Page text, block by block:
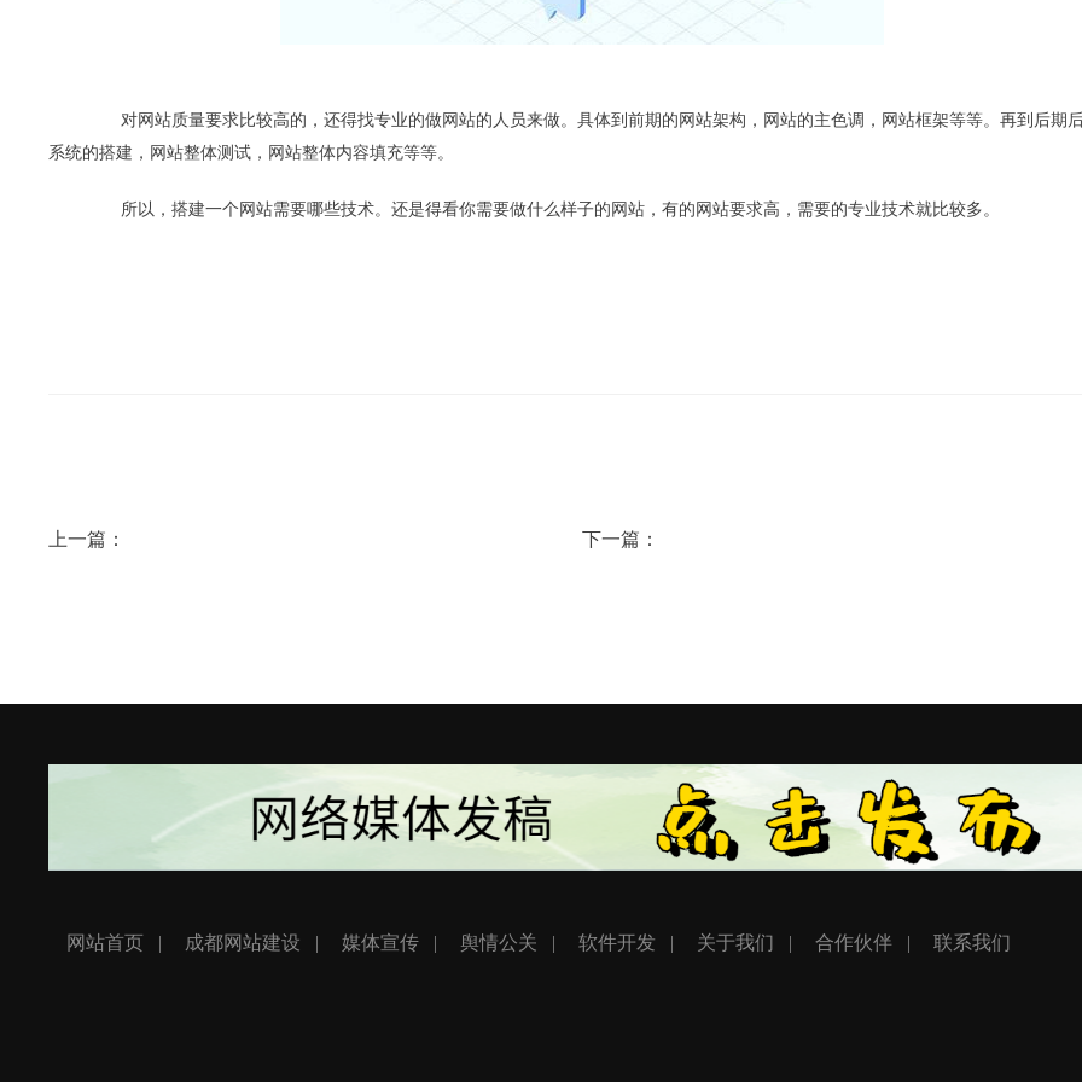
对网站质量要求比较高的，还得找专业的做网站的人员来做。具体到前期的网站架构，网站的主色调，网站框架等等。再到后期
系统的搭建，网站整体测试，网站整体内容填充等等。
所以，搭建一个网站需要哪些技术。还是得看你需要做什么样子的网站，有的网站要求高，需要的专业技术就比较多。
上一篇： 下一篇：
网站首页 成都网站建设 媒体宣传 舆情公关 软件开发 关于我们 合作伙伴 联系我们